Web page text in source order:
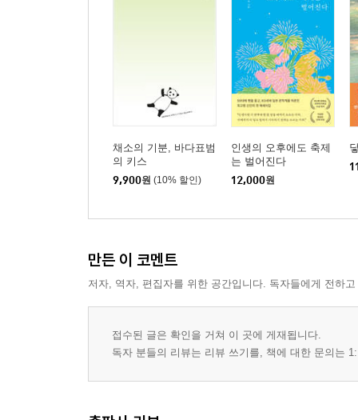
채소의 기분, 바다표범
의 키스
9,900원 (10% 할인)
인생의 오후에도 축제
는 벌어진다
12,000원
만든 이 코멘트
저자, 역자, 편집자를 위한 공간입니다. 독자들에게 전하
접수된 글은 확인을 거쳐 이 곳에 게재됩니다.
독자 분들의 리뷰는 리뷰 쓰기를, 책에 대한 문의는